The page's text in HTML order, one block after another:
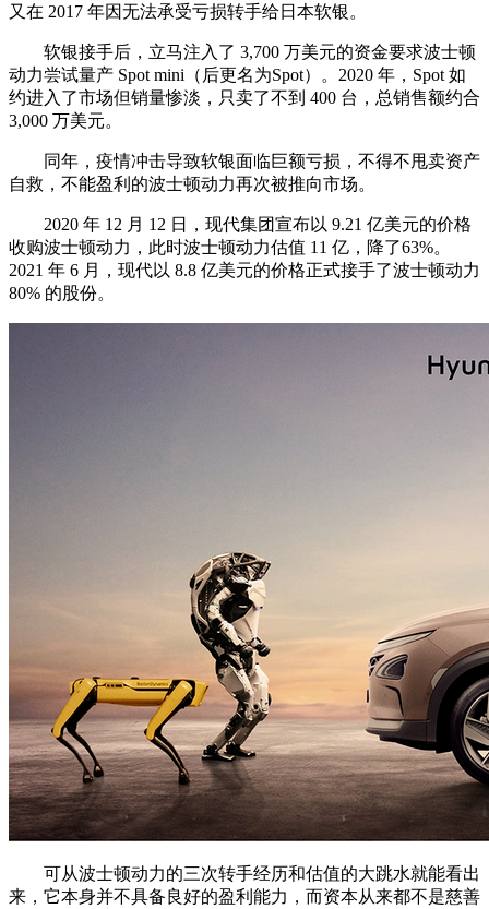
又在 2017 年因无法承受亏损转手给日本软银。
软银接手后，立马注入了 3,700 万美元的资金要求波士顿
动力尝试量产 Spot mini（后更名为Spot）。2020 年，Spot 如
约进入了市场但销量惨淡，只卖了不到 400 台，总销售额约合
3,000 万美元。
同年，疫情冲击导致软银面临巨额亏损，不得不甩卖资产
自救，不能盈利的波士顿动力再次被推向市场。
2020 年 12 月 12 日，现代集团宣布以 9.21 亿美元的价格
收购波士顿动力，此时波士顿动力估值 11 亿，降了63%。
2021 年 6 月，现代以 8.8 亿美元的价格正式接手了波士顿动力
80% 的股份。
可从波士顿动力的三次转手经历和估值的大跳水就能看出
来，它本身并不具备良好的盈利能力，而资本从来都不是慈善